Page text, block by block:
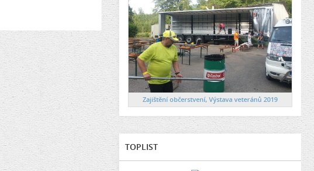
Zajištění občerstvení, Výstava veteránů 2019
TOPLIST